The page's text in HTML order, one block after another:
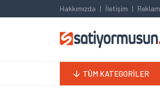
Hakkımızda İletişim Reklam
TÜM KATEGORİLER